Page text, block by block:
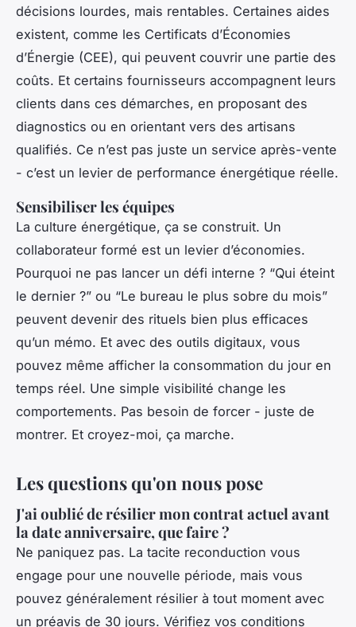
décisions lourdes, mais rentables. Certaines aides
existent, comme les Certificats d’Économies
d’Énergie (CEE), qui peuvent couvrir une partie des
coûts. Et certains fournisseurs accompagnent leurs
clients dans ces démarches, en proposant des
diagnostics ou en orientant vers des artisans
qualifiés. Ce n’est pas juste un service après-vente
- c’est un levier de performance énergétique réelle.
Sensibiliser les équipes
La culture énergétique, ça se construit. Un
collaborateur formé est un levier d’économies.
Pourquoi ne pas lancer un défi interne ? “Qui éteint
le dernier ?” ou “Le bureau le plus sobre du mois”
peuvent devenir des rituels bien plus efficaces
qu’un mémo. Et avec des outils digitaux, vous
pouvez même afficher la consommation du jour en
temps réel. Une simple visibilité change les
comportements. Pas besoin de forcer - juste de
montrer. Et croyez-moi, ça marche.
Les questions qu'on nous pose
J'ai oublié de résilier mon contrat actuel avant
la date anniversaire, que faire ?
Ne paniquez pas. La tacite reconduction vous
engage pour une nouvelle période, mais vous
pouvez généralement résilier à tout moment avec
un préavis de 30 jours. Vérifiez vos conditions